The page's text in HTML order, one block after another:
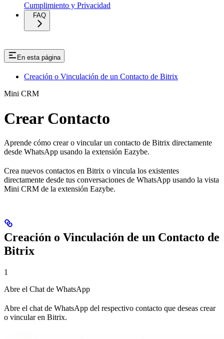
Cumplimiento y Privacidad
FAQ
En esta página
Creación o Vinculación de un Contacto de Bitrix
Mini CRM
Crear Contacto
Aprende cómo crear o vincular un contacto de Bitrix directamente
desde WhatsApp usando la extensión Eazybe.
Crea nuevos contactos en Bitrix o vincula los existentes
directamente desde tus conversaciones de WhatsApp usando la vista
Mini CRM de la extensión Eazybe.
Creación o Vinculación de un Contacto de
Bitrix
1
Abre el Chat de WhatsApp
Abre el chat de WhatsApp del respectivo contacto que deseas crear
o vincular en Bitrix.